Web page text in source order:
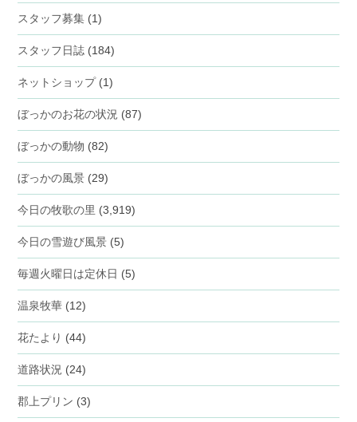
スタッフ募集 (1)
スタッフ日誌 (184)
ネットショップ(1)
ぼっかのお花の状況 (87)
ぼっかの動物 (82)
ぼっかの風景 (29)
今日の牧歌の里 (3,919)
今日の雪遊び風景 (5)
毎週火曜日は定休日 (5)
温泉牧華 (12)
花たより (44)
道路状況 (24)
郡上プリン (3)